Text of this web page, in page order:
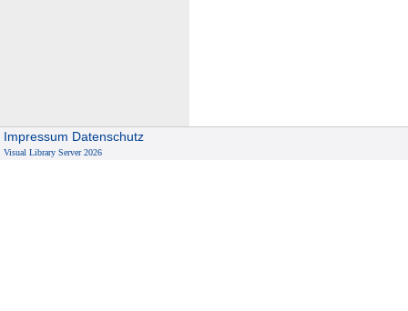
Impressum Datenschutz
Visual Library Server 2026